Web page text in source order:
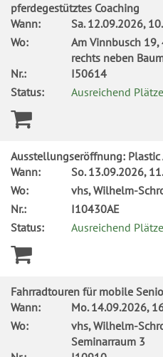
pferdegestütztes Coaching
Wann:
Sa.12.09.2026,
Wo:
Am Vinnbusch
rechts neben
Nr.:
I50614
Status:
Ausreichend
Ausstellungseröffnung: Plastic
Wann:
So.13.09.2026,
Wo:
vhs, Wilhelm-
Nr.:
I10430AE
Status:
Ausreichend
Fahrradtouren für mobile
Wann:
Mo.14.09.2026,
Wo:
vhs, Wilhelm-
Seminarraum 3